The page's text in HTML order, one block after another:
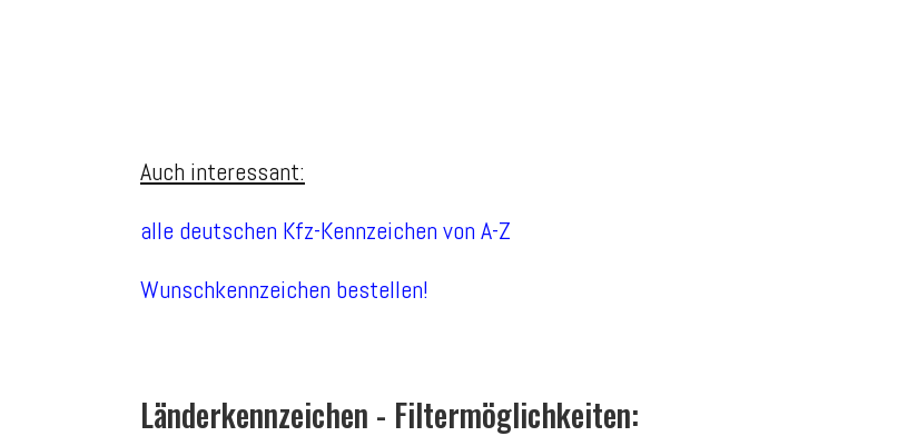
Auch interessant:
alle deutschen Kfz-Kennzeichen von A-Z
Wunschkennzeichen bestellen!
Länderkennzeichen - Filtermöglichkeiten: